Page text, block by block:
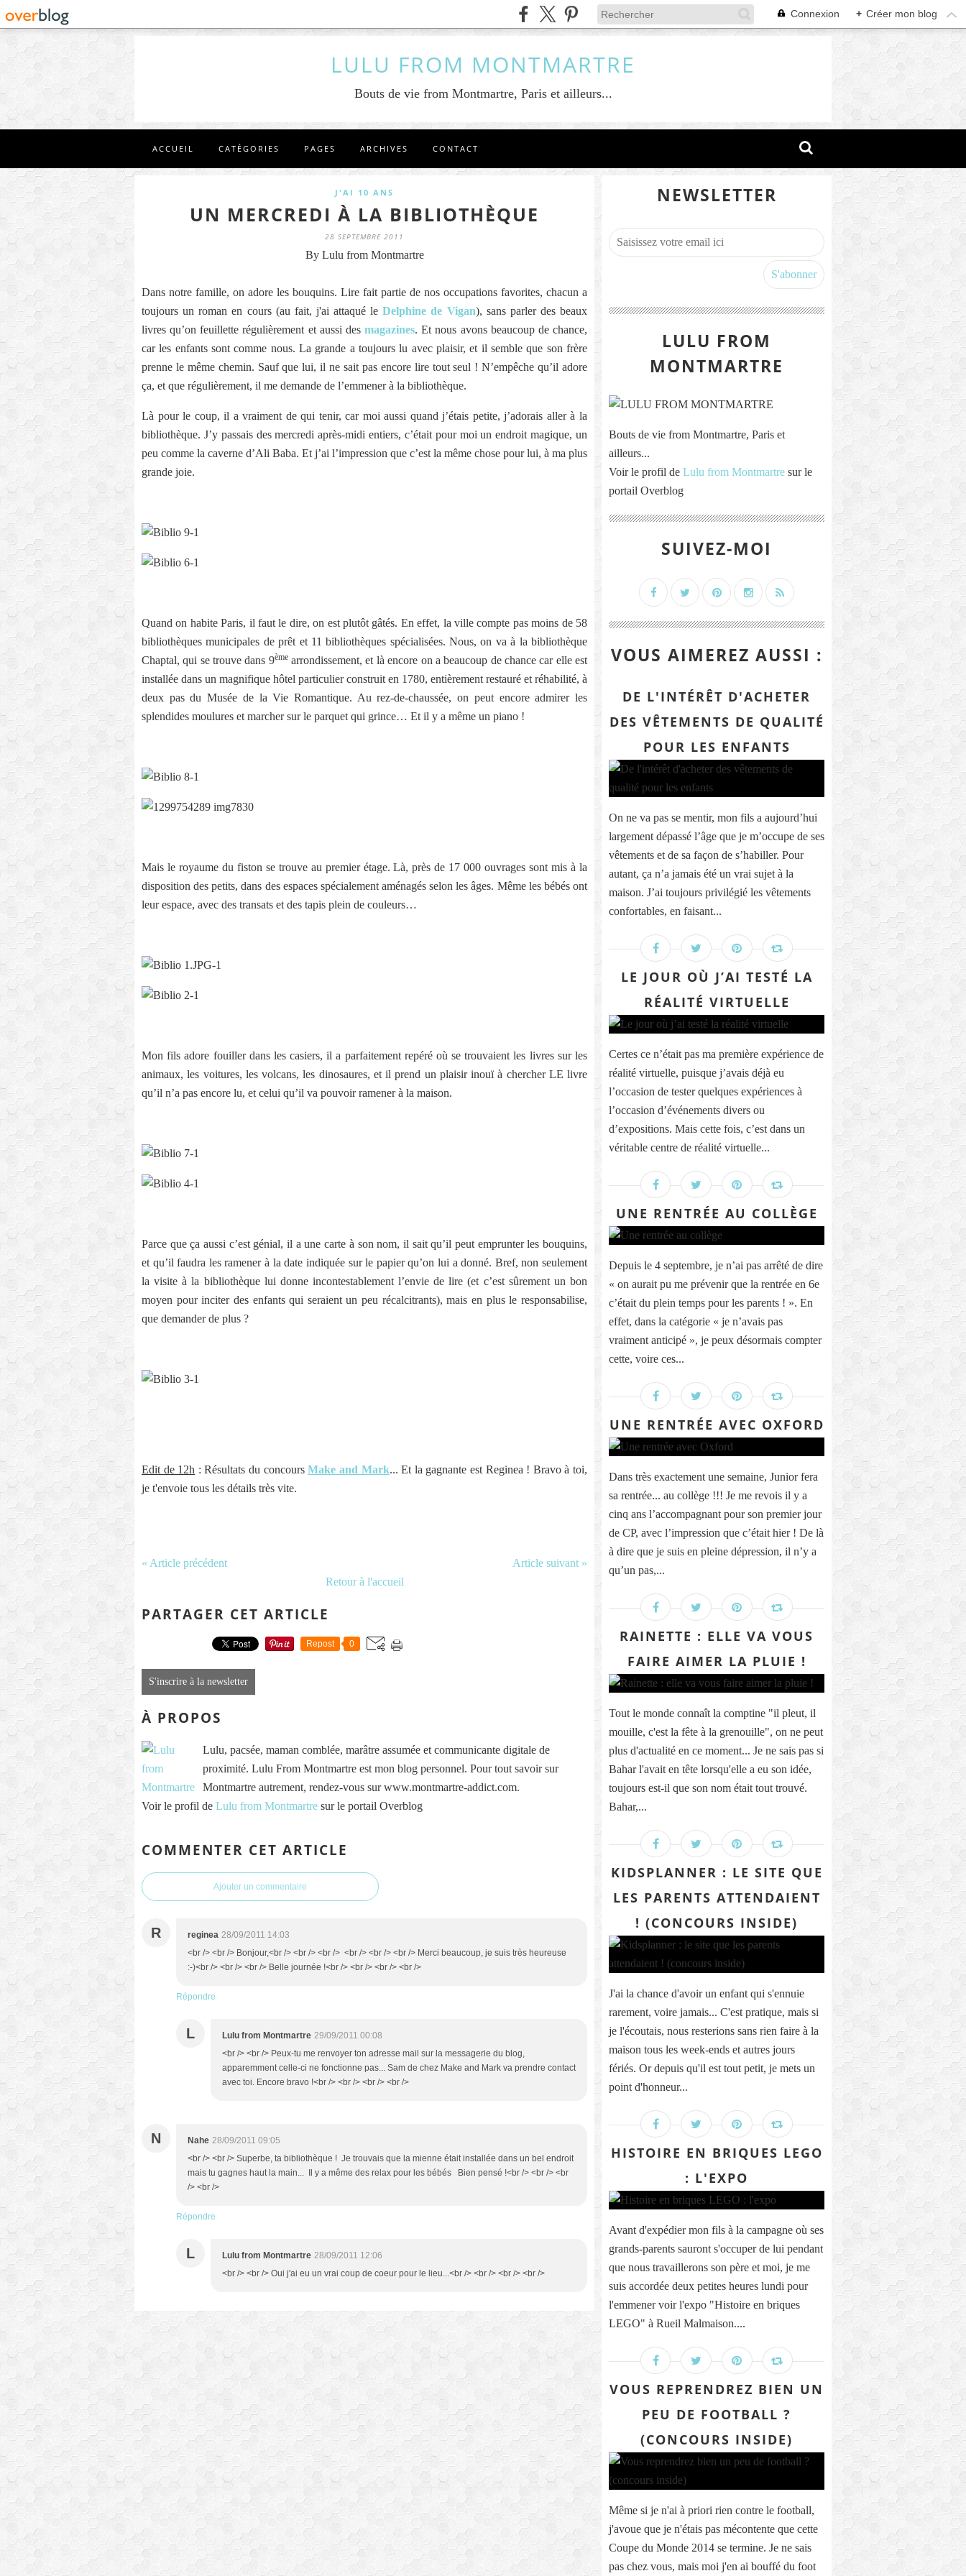
Connexion + Créer mon blog
LULU FROM MONTMARTRE
Bouts de vie from Montmartre, Paris et ailleurs...
ACCUEIL CATÉGORIES PAGES ARCHIVES CONTACT
J'AI 10 ANS
UN MERCREDI À LA BIBLIOTHÈQUE
28 SEPTEMBRE 2011
By Lulu from Montmartre
Dans notre famille, on adore les bouquins. Lire fait partie de nos occupations favorites, chacun a
toujours un roman en cours (au fait, j'ai attaqué leDelphine de Vigan), sans parler des beaux
livres qu’on feuillette régulièrement et aussi desmagazines. Et nous avons beaucoup de chance,
car les enfants sont comme nous. La grande a toujours lu avec plaisir, et il semble que son frère
prenne le même chemin. Sauf que lui, il ne sait pas encore lire tout seul ! N’empêche qu’il adore
ça, et que régulièrement, il me demande de l’emmener à la bibliothèque.
Là pour le coup, il a vraiment de qui tenir, car moi aussi quand j’étais petite, j’adorais aller à la
bibliothèque. J’y passais des mercredi après-midi entiers, c’était pour moi un endroit magique, un
peu comme la caverne d’Ali Baba. Et j’ai l’impression que c’est la même chose pour lui, à ma plus
grande joie.
Quand on habite Paris, il faut le dire, on est plutôt gâtés. En effet, la ville compte pas moins de 58
bibliothèques municipales de prêt et 11 bibliothèques spécialisées. Nous, on va à la bibliothèque
Chaptal, qui se trouve dans 9èmearrondissement, et là encore on a beaucoup de chance car elle est
installée dans un magnifique hôtel particulier construit en 1780, entièrement restauré et réhabilité, à
deux pas du Musée de la Vie Romantique. Au rez-de-chaussée, on peut encore admirer les
splendides moulures et marcher sur le parquet qui grince… Et il y a même un piano !
Mais le royaume du fiston se trouve au premier étage. Là, près de 17 000 ouvrages sont mis à la
disposition des petits, dans des espaces spécialement aménagés selon les âges. Même les bébés ont
leur espace, avec des transats et des tapis plein de couleurs…
Mon fils adore fouiller dans les casiers, il a parfaitement repéré où se trouvaient les livres sur les
animaux, les voitures, les volcans, les dinosaures, et il prend un plaisir inouï à chercher LE livre
qu’il n’a pas encore lu, et celui qu’il va pouvoir ramener à la maison.
Parce que ça aussi c’est génial, il a une carte à son nom, il sait qu’il peut emprunter les bouquins,
et qu’il faudra les ramener à la date indiquée sur le papier qu’on lui a donné. Bref, non seulement
la visite à la bibliothèque lui donne incontestablement l’envie de lire (et c’est sûrement un bon
moyen pour inciter des enfants qui seraient un peu récalcitrants), mais en plus le responsabilise,
que demander de plus ?
Edit de 12h : Résultats du concoursMake and Mark... Et la gagnante est Reginea ! Bravo à toi,
je t'envoie tous les détails très vite.
« Article précédent
Article suivant »
Retour à l'accueil
PARTAGER CET ARTICLE
Repost 0
S'inscrire à la newsletter
À PROPOS
Lulu, pacsée, maman comblée, marâtre assumée et communicante digitale de
proximité. Lulu From Montmartre est mon blog personnel. Pour tout savoir sur
Montmartre autrement, rendez-vous sur www.montmartre-addict.com.
Voir le profil de Lulu from Montmartre sur le portail Overblog
COMMENTER CET ARTICLE
Ajouter un commentaire
R reginea 28/09/2011 14:03
<br /> <br /> Bonjour,<br /> <br /> <br /> <br /> <br /> <br /> Merci beaucoup, je suis très heureuse
:-)<br /> <br /> <br /> Belle journée !<br /> <br /> <br /> <br />
Répondre
L Lulu from Montmartre 29/09/2011 00:08
<br /> <br /> Peux-tu me renvoyer ton adresse mail sur la messagerie du blog,
apparemment celle-ci ne fonctionne pas... Sam de chez Make and Mark va prendre contact
avec toi. Encore bravo !<br /> <br /> <br /> <br />
N Nahe 28/09/2011 09:05
<br /> <br /> Superbe, ta bibliothèque ! Je trouvais que la mienne était installée dans un bel endroit
mais tu gagnes haut la main... Il y a même des relax pour les bébés Bien pensé !<br /> <br /> <br
/> <br />
Répondre
L Lulu from Montmartre 28/09/2011 12:06
<br /> <br /> Oui j'ai eu un vrai coup de coeur pour le lieu...<br /> <br /> <br /> <br />
NEWSLETTER
LULU FROM
MONTMARTRE
Bouts de vie from Montmartre, Paris et
ailleurs...
Voir le profil de Lulu from Montmartre sur le
portail Overblog
SUIVEZ-MOI
VOUS AIMEREZ AUSSI :
DE L'INTÉRÊT D'ACHETER
DES VÊTEMENTS DE QUALITÉ
POUR LES ENFANTS
On ne va pas se mentir, mon fils a aujourd’hui
largement dépassé l’âge que je m’occupe de ses
vêtements et de sa façon de s’habiller. Pour
autant, ça n’a jamais été un vrai sujet à la
maison. J’ai toujours privilégié les vêtements
confortables, en faisant...
LE JOUR OÙ J’AI TESTÉ LA
RÉALITÉ VIRTUELLE
Certes ce n’était pas ma première expérience de
réalité virtuelle, puisque j’avais déjà eu
l’occasion de tester quelques expériences à
l’occasion d’événements divers ou
d’expositions. Mais cette fois, c’est dans un
véritable centre de réalité virtuelle...
UNE RENTRÉE AU COLLÈGE
Depuis le 4 septembre, je n’ai pas arrêté de dire
« on aurait pu me prévenir que la rentrée en 6e
c’était du plein temps pour les parents ! ». En
effet, dans la catégorie « je n’avais pas
vraiment anticipé », je peux désormais compter
cette, voire ces...
UNE RENTRÉE AVEC OXFORD
Dans très exactement une semaine, Junior fera
sa rentrée... au collège !!! Je me revois il y a
cinq ans l’accompagnant pour son premier jour
de CP, avec l’impression que c’était hier ! De là
à dire que je suis en pleine dépression, il n’y a
qu’un pas,...
RAINETTE : ELLE VA VOUS
FAIRE AIMER LA PLUIE !
Tout le monde connaît la comptine "il pleut, il
mouille, c'est la fête à la grenouille", on ne peut
plus d'actualité en ce moment... Je ne sais pas si
Bahar l'avait en tête lorsqu'elle a eu son idée,
toujours est-il que son nom était tout trouvé.
Bahar,...
KIDSPLANNER : LE SITE QUE
LES PARENTS ATTENDAIENT
! (CONCOURS INSIDE)
J'ai la chance d'avoir un enfant qui s'ennuie
rarement, voire jamais... C'est pratique, mais si
je l'écoutais, nous resterions sans rien faire à la
maison tous les week-ends et autres jours
fériés. Or depuis qu'il est tout petit, je mets un
point d'honneur...
HISTOIRE EN BRIQUES LEGO
: L'EXPO
Avant d'expédier mon fils à la campagne où ses
grands-parents sauront s'occuper de lui pendant
que nous travaillerons son père et moi, je me
suis accordée deux petites heures lundi pour
l'emmener voir l'expo "Histoire en briques
LEGO" à Rueil Malmaison....
VOUS REPRENDREZ BIEN UN
PEU DE FOOTBALL ?
(CONCOURS INSIDE)
Même si je n'ai à priori rien contre le football,
j'avoue que je n'étais pas mécontente que cette
Coupe du Monde 2014 se termine. Je ne sais
pas chez vous, mais moi j'en ai bouffé du foot